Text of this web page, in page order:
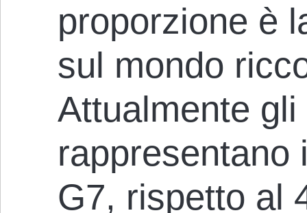
proporzione è
sul mondo
Attualmente
rappresentano
G7, rispetto al